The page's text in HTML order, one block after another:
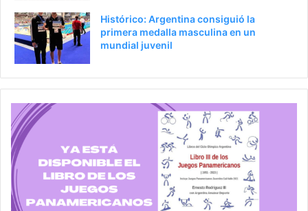
Histórico: Argentina consiguió la
primera medalla masculina en un
mundial juvenil